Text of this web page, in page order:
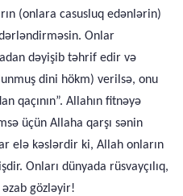
(onlara casusluq edənlərin)
Onlar
dəyişib təhrif edir və
dini hökm) verilsə, onu
qaçının”. Allahın fitnəyə
üçün Allaha qarşı sənin
elə kəslərdir ki, Allah onların
Onları dünyada rüsvayçılıq,
gözləyir!